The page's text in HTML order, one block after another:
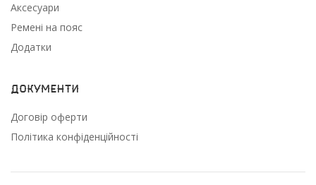
Аксесуари
Ремені на пояс
Додатки
Документи
Договір оферти
Політика конфіденційності